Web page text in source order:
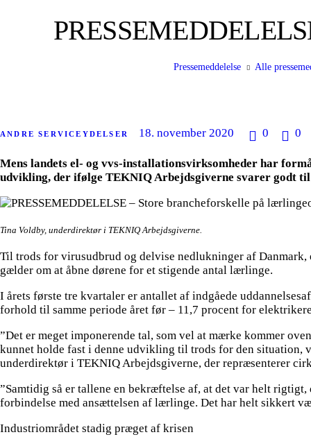
Pressemeddelelse Alle
ANDRE SERVICEYDELSER 18. november 2020 0 0
Mens landets el- og vvs-installationsvirksomheder har
udvikling, der ifølge TEKNIQ Arbejdsgiverne svarer godt
Tina Voldby, underdirektør i TEKNIQ Arbejdsgiverne.
Til trods for virusudbrud og delvise nedlukninger af
gælder om at åbne dørene for et stigende antal lærlinge.
I årets første tre kvartaler er antallet af indgåede
forhold til samme periode året før – 11,7 procent for
”Det er meget imponerende tal, som vel at mærke kommer
kunnet holde fast i denne udvikling til trods for den situation,
underdirektør i TEKNIQ Arbejdsgiverne, der repræsenterer
”Samtidig så er tallene en bekræftelse af, at det var helt
forbindelse med ansættelsen af lærlinge. Det har helt sikkert
Industriområdet stadig præget af krisen